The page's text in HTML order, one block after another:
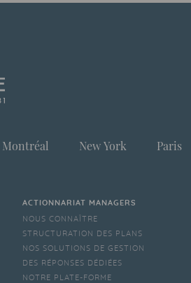
Montréal New York Paris
ACTIONNARIAT MANAGERS
NOUS CONNAÎTRE
STRUCTURATION DES PLANS
NOS SOLUTIONS DE GESTION
DES RÉPONSES DÉDIÉES
NOTRE PLATE-FORME